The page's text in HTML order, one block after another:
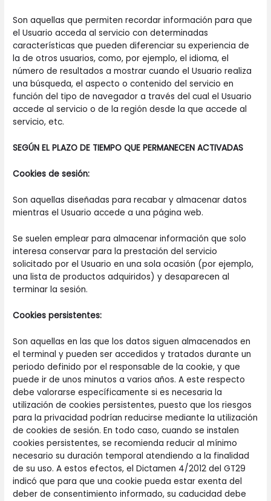
Son aquellas que permiten recordar información para que
el Usuario acceda al servicio con determinadas
características que pueden diferenciar su experiencia de
la de otros usuarios, como, por ejemplo, el idioma, el
número de resultados a mostrar cuando el Usuario realiza
una búsqueda, el aspecto o contenido del servicio en
función del tipo de navegador a través del cual el Usuario
accede al servicio o de la región desde la que accede al
servicio, etc.
SEGÚN EL PLAZO DE TIEMPO QUE PERMANECEN ACTIVADAS
Cookies de sesión:
Son aquellas diseñadas para recabar y almacenar datos
mientras el Usuario accede a una página web.
Se suelen emplear para almacenar información que solo
interesa conservar para la prestación del servicio
solicitado por el Usuario en una sola ocasión (por ejemplo,
una lista de productos adquiridos) y desaparecen al
terminar la sesión.
Cookies persistentes:
Son aquellas en las que los datos siguen almacenados en
el terminal y pueden ser accedidos y tratados durante un
periodo definido por el responsable de la cookie, y que
puede ir de unos minutos a varios años. A este respecto
debe valorarse específicamente si es necesaria la
utilización de cookies persistentes, puesto que los riesgos
para la privacidad podrían reducirse mediante la utilización
de cookies de sesión. En todo caso, cuando se instalen
cookies persistentes, se recomienda reducir al mínimo
necesario su duración temporal atendiendo a la finalidad
de su uso. A estos efectos, el Dictamen 4/2012 del GT29
indicó que para que una cookie pueda estar exenta del
deber de consentimiento informado, su caducidad debe